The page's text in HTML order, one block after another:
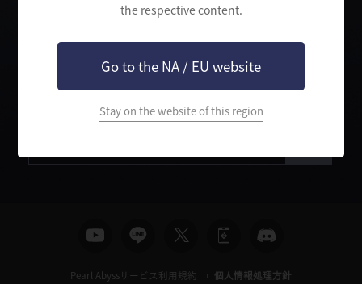
the respective content.
Go to the NA / EU website
Stay on the website of this region
アップデートの詳細を確認する
Pearl Abyssサービス利用規約
個人情報処理方針